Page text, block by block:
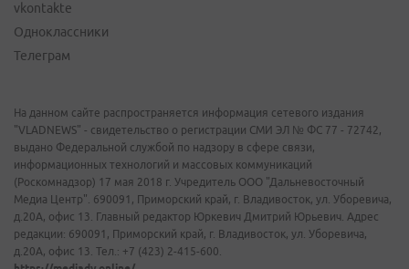
vkontakte
Одноклассники
Телеграм
На данном сайте распространяется информация сетевого издания
"VLADNEWS" - свидетельство о регистрации СМИ ЭЛ № ФС 77 - 72742,
выдано Федеральной службой по надзору в сфере связи,
информационных технологий и массовых коммуникаций
(Роскомнадзор) 17 мая 2018 г. Учредитель ООО "Дальневосточный
Медиа Центр". 690091, Приморский край, г. Владивосток, ул. Уборевича,
д.20А, офис 13. Главный редактор Юркевич Дмитрий Юрьевич. Адрес
редакции: 690091, Приморский край, г. Владивосток, ул. Уборевича,
д.20А, офис 13. Тел.: +7 (423) 2-415-600.